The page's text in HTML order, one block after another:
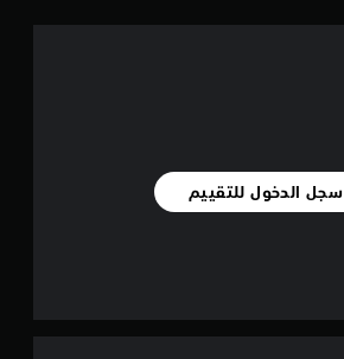
سجل الدخول للتقييم